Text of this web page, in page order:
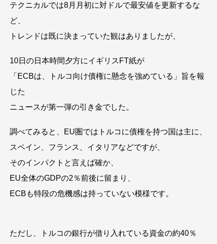
テクニカルでは8月月初に対ドルで最安値を更新するな
ど、
トレンドは既に決まっていた観はありましたが、
10日の日本時間夕方にイギリスFT紙が
「ECBは、トルコ向け債権に懸念を強めている」旨を報
じた
ニュースが第一弾の引き金でした。
調べてみると、EU圏ではトルコに債権を持つ国は主に、
スペイン、フランス、イタリアなどですが、
そのインパクトと言えば確か、
EU全体のGDPの2％前後に留まり、
ECBも特段の危機感は持っていない模様です。
ただし、トルコの銀行が借り入れている資金の約40％